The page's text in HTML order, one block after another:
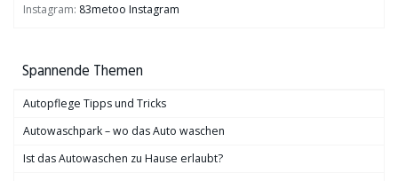
Instagram: 83metoo Instagram
Spannende Themen
Autopflege Tipps und Tricks
Autowaschpark – wo das Auto waschen
Ist das Autowaschen zu Hause erlaubt?